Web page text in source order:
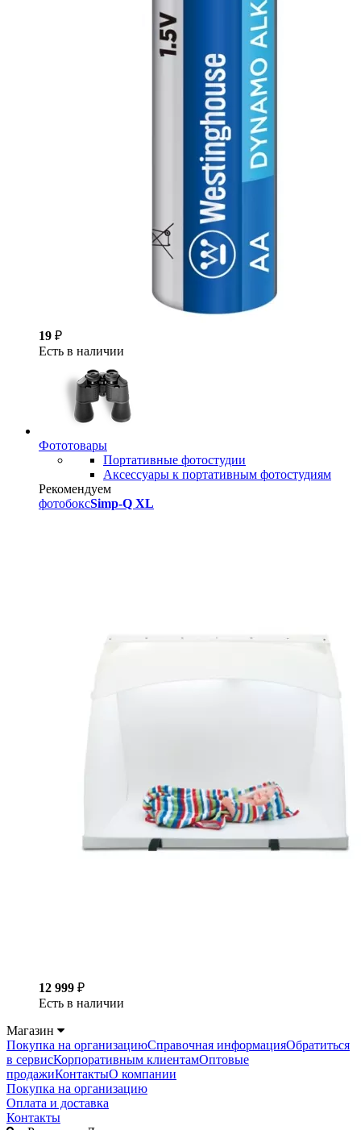
19 ₽
Есть в наличии
Фототовары
Портативные фотостудии
Аксессуары к портативным фотостудиям
Рекомендуем
фотобоксSimp-Q XL
12 999 ₽
Есть в наличии
Магазин
Покупка на организациюСправочная информацияОбратиться
в сервисКорпоративным клиентамОптовые
продажиКонтактыО компании
Покупка на организацию
Оплата и доставка
Контакты